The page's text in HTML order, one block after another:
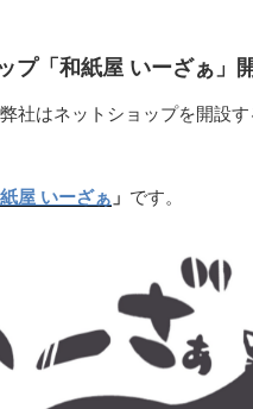
プ「和紙屋 いーざぁ」
社はネットショップを開設す
屋 いーざぁ 」 です。